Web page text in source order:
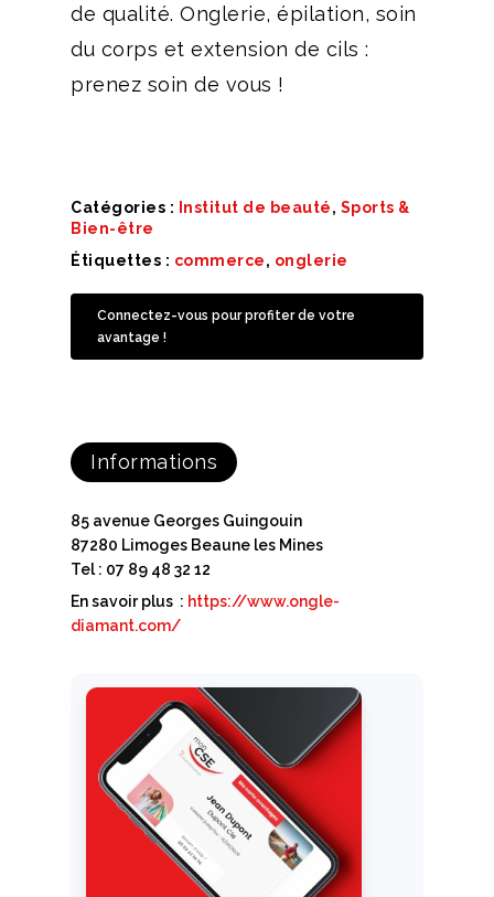
de qualité. Onglerie, épilation, soin
du corps et extension de cils :
prenez soin de vous !
Catégories : Institut de beauté, Sports &
Bien-être
Étiquettes : commerce, onglerie
Connectez-vous pour profiter de votre
avantage !
Informations
85 avenue Georges Guingouin
87280 Limoges Beaune les Mines
Tel : 07 89 48 32 12
En savoir plus : https://www.ongle-
diamant.com/